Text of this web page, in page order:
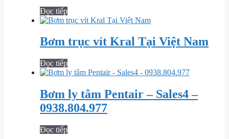
Đọc tiếp
Bơm trục vít Kral Tại Việt Nam
Đọc tiếp
Bơm ly tâm Pentair – Sales4 –
0938.804.977
Đọc tiếp